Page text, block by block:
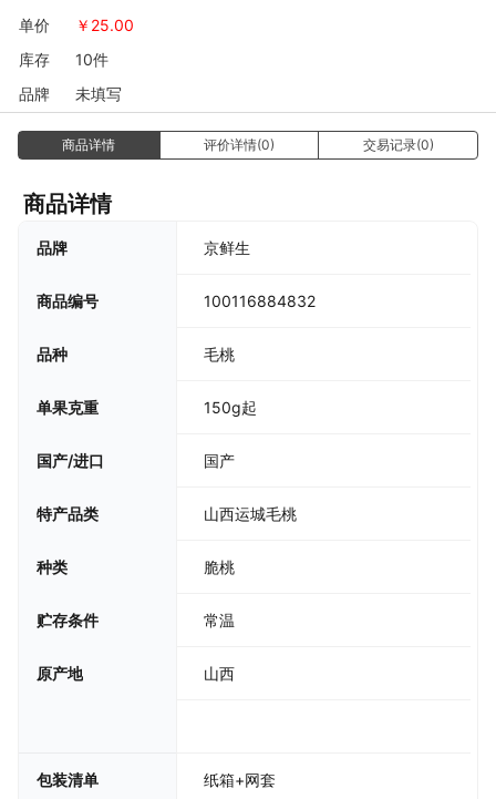
单价 ￥ 25.00
库存
10件
品牌
未填写
商品详情 评价详情(0) 交易记录(0)
商品详情
品牌 京鲜生
商品编号 100116884832
品种 毛桃
单果克重 150g起
国产/进口 国产
特产品类 山西运城毛桃
种类 脆桃
贮存条件 常温
原产地 山西
包装清单 纸箱+网套